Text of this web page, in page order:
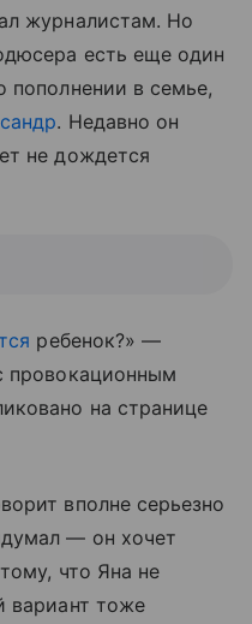
журналистам. Но
есть еще один
пополнении в семье,
. Недавно он
не дождется
ребенок?» —
провокационным
на странице
вполне серьезно
— он хочет
что Яна не
вариант тоже